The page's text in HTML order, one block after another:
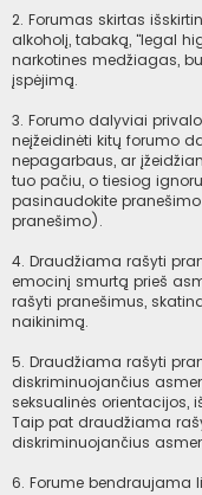
2. Forumas skirtas
alkoholį, tabaką, "legal
narkotines medžiagas,
įspėjimą.
3. Forumo dalyviai
neįžeidinėti kitų forumo
nepagarbaus, ar
tuo pačiu, o tiesiog
pasinaudokite
pranešimo).
4. Draudžiama rašyti
emocinį smurtą prieš
rašyti pranešimus,
naikinimą.
5. Draudžiama rašyti
diskriminuojančius
seksualinės orientacijos,
Taip pat draudžiama
diskriminuojančius
6. Forume bendraujama